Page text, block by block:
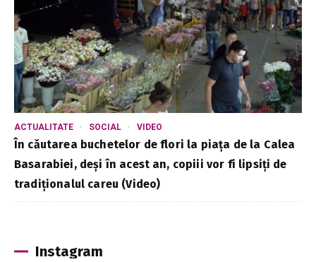
ACTUALITATE SOCIAL VIDEO
În căutarea buchetelor de flori la piața de la Calea
Basarabiei, deși în acest an, copiii vor fi lipsiți de
tradiționalul careu (Video)
Instagram